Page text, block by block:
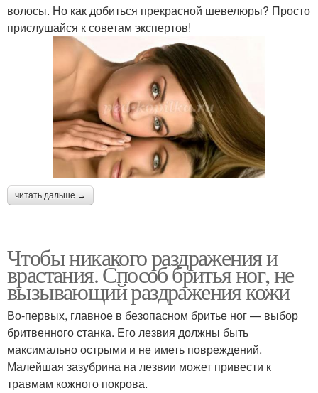
волосы. Но как добиться прекрасной шевелюры? Просто
прислушайся к советам экспертов!
читать дальше →
Чтобы никакого раздражения и
врастания. Способ бритья ног, не
вызывающий раздражения кожи
Во-первых, главное в безопасном бритье ног — выбор
бритвенного станка. Его лезвия должны быть
максимально острыми и не иметь повреждений.
Малейшая зазубрина на лезвии может привести к
травмам кожного покрова.